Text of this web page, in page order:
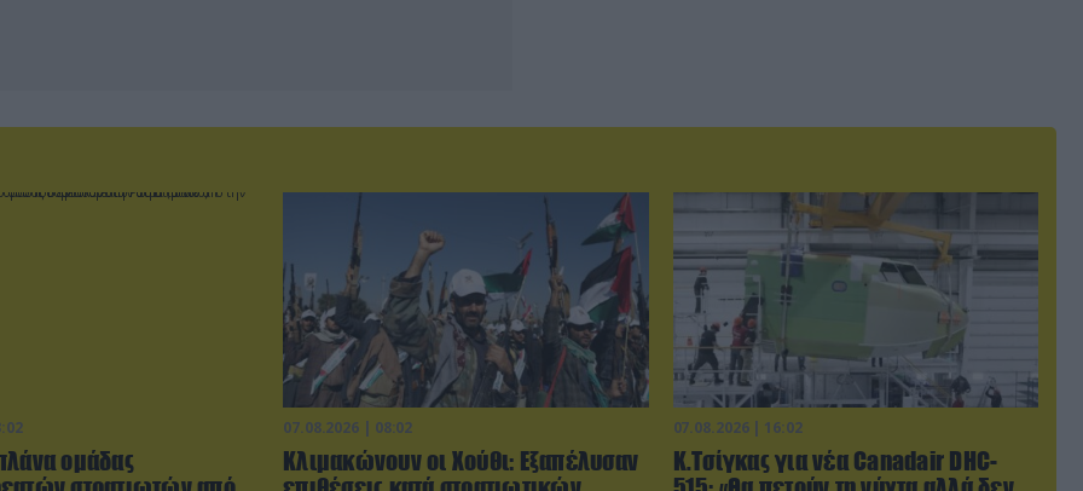
ομάδας
07.08.2026 | 08:02
Κλιμακώνουν οι Χούθι: Eξαπέλυσαν
07.08.2026 | 16:02
Κ.Τσίγκας για νέα Canadair DHC-